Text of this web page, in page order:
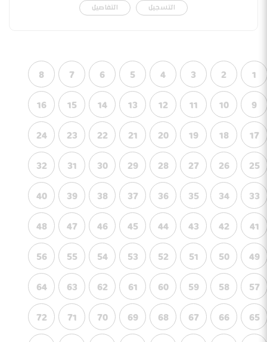
التسجيل التفاصيل
1
2
3
4
5
6
7
8
9
10
11
12
13
14
15
16
17
18
19
20
21
22
23
24
25
26
27
28
29
30
31
32
33
34
35
36
37
38
39
40
41
42
43
44
45
46
47
48
49
50
51
52
53
54
55
56
57
58
59
60
61
62
63
64
65
66
67
68
69
70
71
72